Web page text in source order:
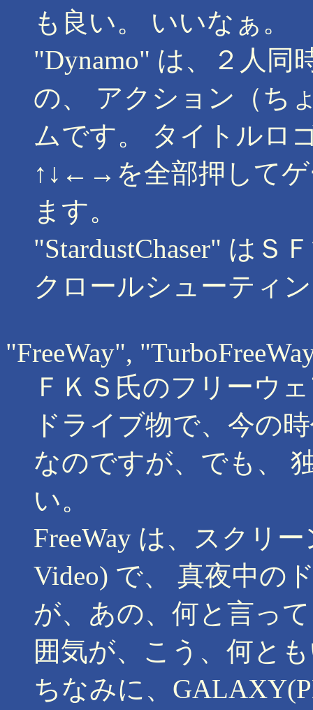
も良い。 いいなぁ。
"Dynamo" は、２人同
の、 アクション（ち
ムです。 タイトルロ
↑↓←→を全部押してゲ
ます。
"StardustChaser" はＳ
クロールシューティ
"FreeWay",
ＦＫＳ氏のフリーウ
ドライブ物で、今の
なのですが、でも、
い。
FreeWay は、スクリ
Video) で、 真夜中の
が、あの、何と言っ
囲気が、こう、何と
ちなみに、